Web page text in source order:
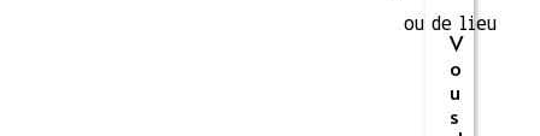
ou de lieu
V
o
u
s